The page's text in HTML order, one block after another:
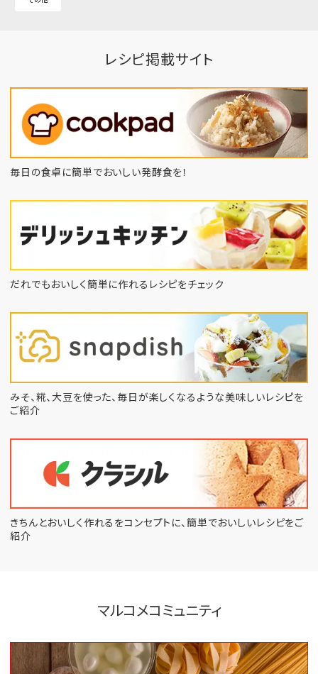
レシピ掲載サイト
毎日の食卓に簡単でおいしい発酵食を！
だれでもおいしく簡単に作れるレシピをチェック
みそ、糀、大豆を使った、毎日が楽しくなるような美味しいレシピを
ご紹介
きちんとおいしく作れるをコンセプトに、 簡単でおいしいレシピをご
紹介
マルコメコミュニティ